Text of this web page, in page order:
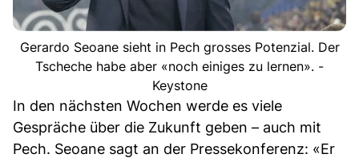
Gerardo Seoane sieht in Pech grosses Potenzial. Der
Tscheche habe aber «noch einiges zu lernen». -
Keystone
In den nächsten Wochen werde es viele
Gespräche über die Zukunft geben – auch mit
Pech. Seoane sagt an der Pressekonferenz: «Er